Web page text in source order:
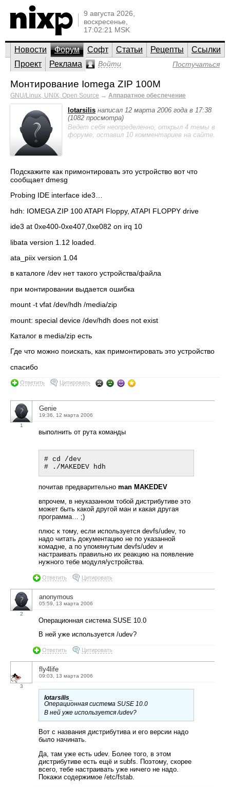
9 августа 2026,
воскресенье,
17:02:21 MSK
Новости Форум Софт Статьи Рецепты
Ссылки
Проект
Реклама Войти Постучаться
Монтирование Iomega ZIP 100M
GNU/Linux, UNIX, Open Source → Аппаратное обеспечение
lotarsilis написал 12 марта 2006 года в 17:38
(1082 просмотра)
Ведет себя неопределенно; открыл 4 темы в
форуме, оставил 10 комментариев на сайте.
Подскажите как примонтировать это устройство вот что
сообщает dmesg
Probing IDE interface ide3…
hdh: IOMEGA ZIP 100 ATAPI Floppy, ATAPI FLOPPY drive
ide3 at 0xe400-0xe407,0xe082 on irq 10
libata version 1.12 loaded.
ata_piix version 1.04
в каталоге /dev нет такого устройства/файла
при монтировании выдается ошибка
mount -t vfat /dev/hdh /media/zip
mount: special device /dev/hdh does not exist
Каталог в media/zip есть
Где что можно поискать, как примонтировать это устройство
спасибо
Ответить Цитировать
1
Genie
19:36, 12 марта 2006
выполнить от рута команды
# cd /dev
почитав предварительно man MAKEDEV
впрочем, в неуказанном тобой дистрибутиве это
может быть какой другой ман и какая другая
программа… ;)
плюс к тому, если используется devfs/udev, то
надо читать документацию не по указанной
комадне, а по упомянутым devfs/udev и
настраивать правильно их реакцию на появление
нужного тебе модуля/устройства.
Ответить Цитировать
2
anonymous
05:59, 13 марта 2006
Операционная система SUSE 10.0
В ней уже используется /udev?
Ответить Цитировать
3
fly4life
09:03, 13 марта 2006
lotarsilis_
Операционная система SUSE 10.0
В ней уже используется /udev?
Вот с названия дистрибутива и его версии надо
было начинать.
Да, там уже есть udev. Более того, в этом
дистрибутиве есть ещё и subfs. Поэтому, скорее
всего, тебе настраивать уже ничего не надо.
Покажи содержимое /etc/fstab.